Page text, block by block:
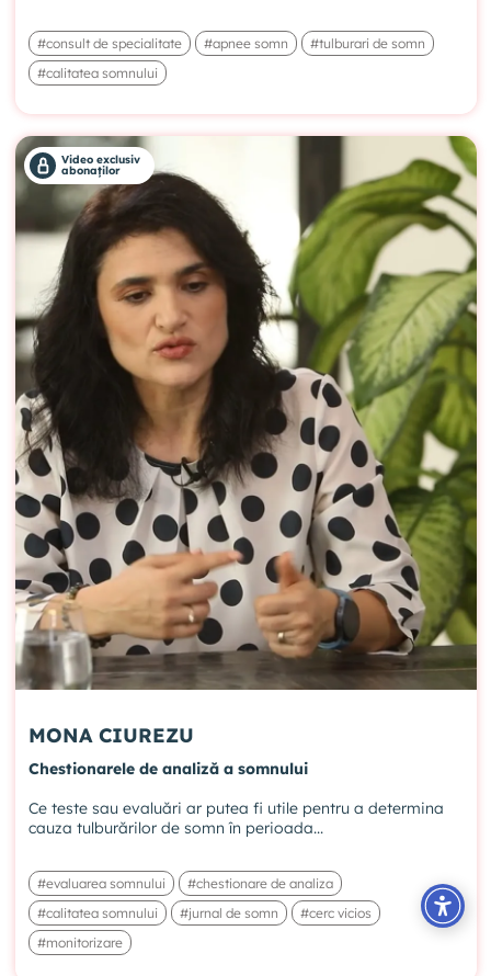
#consult de specialitate #apnee somn
#tulburari de somn
#calitatea somnului
Video exclusiv
abonaților
MONA CIUREZU
Chestionarele de analiză a somnului
Ce teste sau evaluări ar putea fi utile pentru a determina
cauza tulburărilor de somn în perioada...
#evaluarea somnului
#chestionare de analiza
#calitatea somnului
#jurnal de somn
#cerc vicios
#monitorizare